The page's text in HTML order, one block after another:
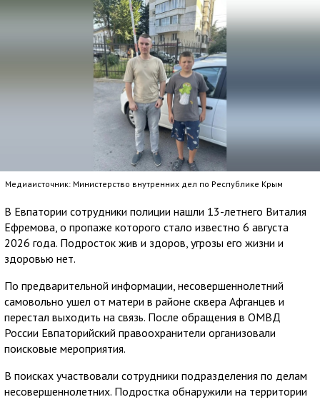
Медиаисточник: Министерство внутренних дел по Республике Крым
В Евпатории сотрудники полиции нашли 13-летнего Виталия
Ефремова, о пропаже которого стало известно 6 августа
2026 года. Подросток жив и здоров, угрозы его жизни и
здоровью нет.
По предварительной информации, несовершеннолетний
самовольно ушел от матери в районе сквера Афганцев и
перестал выходить на связь. После обращения в ОМВД
России Евпаторийский правоохранители организовали
поисковые мероприятия.
В поисках участвовали сотрудники подразделения по делам
несовершеннолетних. Подростка обнаружили на территории